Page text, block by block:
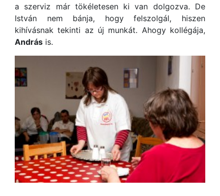
a szerviz már tökéletesen ki van dolgozva. De
István nem bánja, hogy felszolgál, hiszen
kihívásnak tekinti az új munkát. Ahogy kollégája,
András is.